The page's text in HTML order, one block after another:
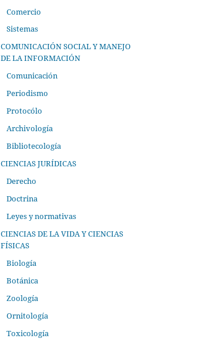
Comercio
Sistemas
COMUNICACIÓN SOCIAL Y MANEJO
DE LA INFORMACIÓN
Comunicación
Periodismo
Protocólo
Archivología
Bibliotecología
CIENCIAS JURÍDICAS
Derecho
Doctrina
Leyes y normativas
CIENCIAS DE LA VIDA Y CIENCIAS
FÍSICAS
Biología
Botánica
Zoología
Ornitología
Toxicología